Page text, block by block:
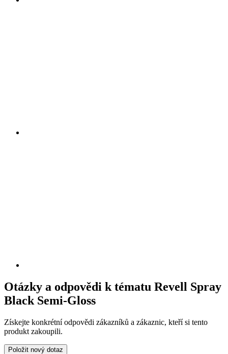
Otázky a odpovědi k tématu Revell Spray
Black Semi-Gloss
Získejte konkrétní odpovědi zákazníků a zákaznic, kteří si tento
produkt zakoupili.
Položit nový dotaz